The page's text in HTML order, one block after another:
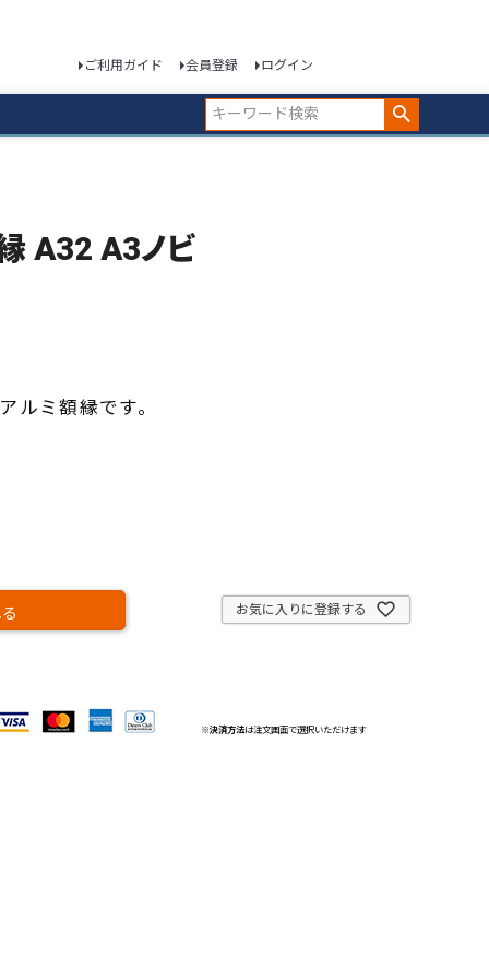
ご利用ガイド 会員登録 ログイン
A32 A3ノビ
ルミ額縁です。
お気に入りに登録する
※決済方法は注文画面で選択いただけます